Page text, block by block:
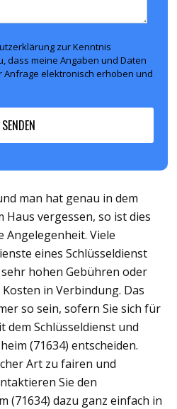
zur Kenntnis
dass meine Angaben und Daten
Anfrage elektronisch erhoben und
man hat genau in dem
Haus vergessen, so ist dies
Angelegenheit. Viele
eines Schlüsseldienst
hohen Gebühren oder
in Verbindung. Das
so sein, sofern Sie sich für
dem Schlüsseldienst und
(71634) entscheiden.
Art zu fairen und
Sie den
(71634) dazu ganz einfach in